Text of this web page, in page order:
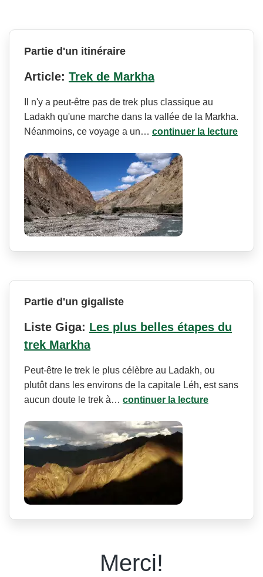
Partie d'un itinéraire
Article: Trek de Markha
Il n'y a peut-être pas de trek plus classique au
Ladakh qu'une marche dans la vallée de la Markha.
Néanmoins, ce voyage a un… continuer la lecture
Partie d'un gigaliste
Liste Giga: Les plus belles étapes du
trek Markha
Peut-être le trek le plus célèbre au Ladakh, ou
plutôt dans les environs de la capitale Léh, est sans
aucun doute le trek à… continuer la lecture
Merci!